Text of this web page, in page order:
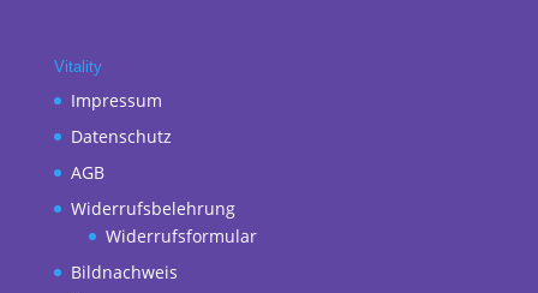
Vitality
Impressum
Datenschutz
AGB
Widerrufsbelehrung
Widerrufsformular
Bildnachweis